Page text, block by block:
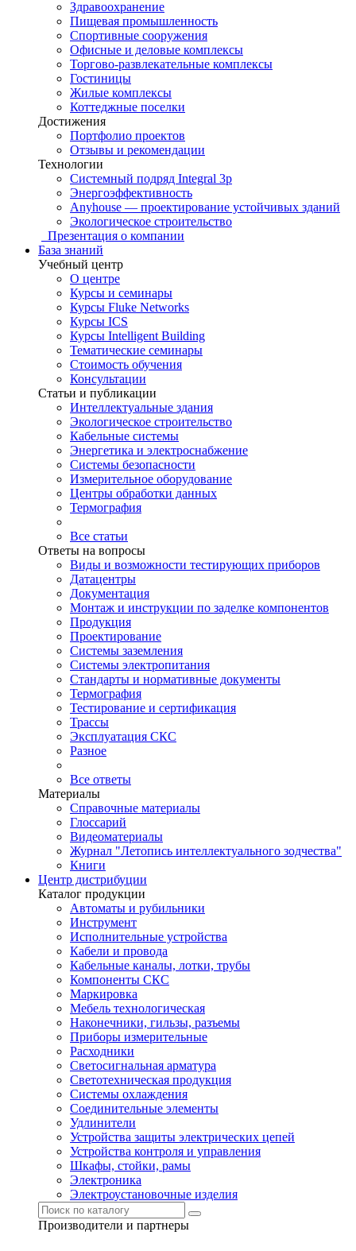
Здравоохранение
Пищевая промышленность
Спортивные сооружения
Офисные и деловые комплексы
Торгово-развлекательные комплексы
Гостиницы
Жилые комплексы
Коттеджные поселки
Достижения
Портфолио проектов
Отзывы и рекомендации
Технологии
Системный подряд Integral 3p
Энергоэффективность
Anyhouse — проектирование устойчивых зданий
Экологическое строительство
Презентация о компании
База знаний
Учебный центр
О центре
Курсы и семинары
Курсы Fluke Networks
Курсы ICS
Курсы Intelligent Building
Тематические семинары
Стоимость обучения
Консультации
Статьи и публикации
Интеллектуальные здания
Экологическое строительство
Кабельные системы
Энергетика и электроснабжение
Системы безопасности
Измерительное оборудование
Центры обработки данных
Термография
Все статьи
Ответы на вопросы
Виды и возможности тестирующих приборов
Датацентры
Документация
Монтаж и инструкции по заделке компонентов
Продукция
Проектирование
Системы заземления
Системы электропитания
Стандарты и нормативные документы
Термография
Тестирование и сертификация
Трассы
Эксплуатация СКС
Разное
Все ответы
Материалы
Справочные материалы
Глоссарий
Видеоматериалы
Журнал "Летопись интеллектуального зодчества"
Книги
Центр дистрибуции
Каталог продукции
Автоматы и рубильники
Инструмент
Исполнительные устройства
Кабели и провода
Кабельные каналы, лотки, трубы
Компоненты СКС
Маркировка
Мебель технологическая
Наконечники, гильзы, разъемы
Приборы измерительные
Расходники
Светосигнальная арматура
Светотехническая продукция
Системы охлаждения
Соединительные элементы
Удлинители
Устройства защиты электрических цепей
Устройства контроля и управления
Шкафы, стойки, рамы
Электроника
Электроустановочные изделия
Производители и партнеры